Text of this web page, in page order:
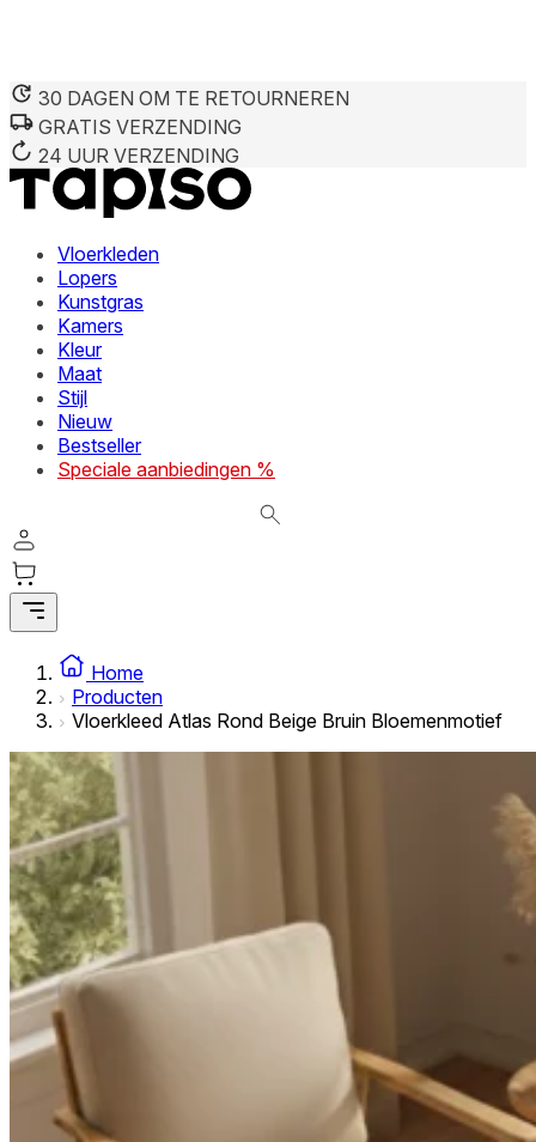
30 DAGEN OM TE RETOURNEREN
GRATIS VERZENDING
24 UUR VERZENDING
Vloerkleden
Lopers
Kunstgras
Kamers
Kleur
Maat
Stijl
Nieuw
Bestseller
Speciale aanbiedingen %
Home
Producten
Vloerkleed Atlas Rond Beige Bruin Bloemenmotief
We gebruiken cookies om inhoud en advertenties te
deze informatie combineren met andere gegevens die u
diensten.
Noodzakelijk
Noodzakelijke cookies zijn essentieel voor de
verandert, zoals uw voorkeurstaal of de regio waar u zich
interessant zijn voor de individuele gebruiker en